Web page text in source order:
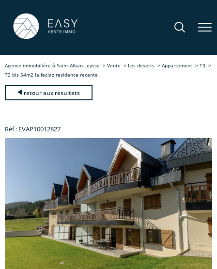
Agence immobilière à Saint-Alban-Leysse Vente Les deserts Appartement
T3
T2 bis 54m2 la feclaz residence recente
retour aux résultats
Réf : EVAP10012827